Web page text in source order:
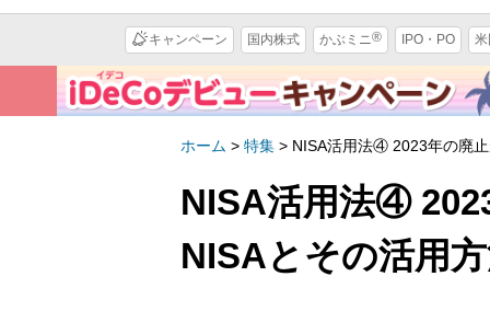
キャンペーン 国内株式 かぶミニ® IPO・PO
ホーム > 特集 > NISA活用法④ 2023年の廃
NISA活用法④
NISAとその活用